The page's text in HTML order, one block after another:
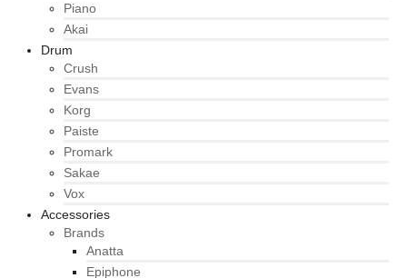
Piano
Akai
Drum
Crush
Evans
Korg
Paiste
Promark
Sakae
Vox
Accessories
Brands
Anatta
Epiphone